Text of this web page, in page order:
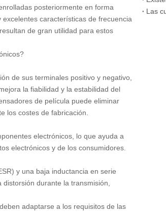
posteriormente en forma
características de frecuencia
de gran utilidad para estos
de sus terminales positivo y negativo,
la fiabilidad y la estabilidad del
de película puede eliminar
los costes de fabricación.
electrónicos, lo que ayuda a
electrónicos y de los consumidores.
y una baja inductancia en serie
durante la transmisión,
adaptarse a los requisitos de las